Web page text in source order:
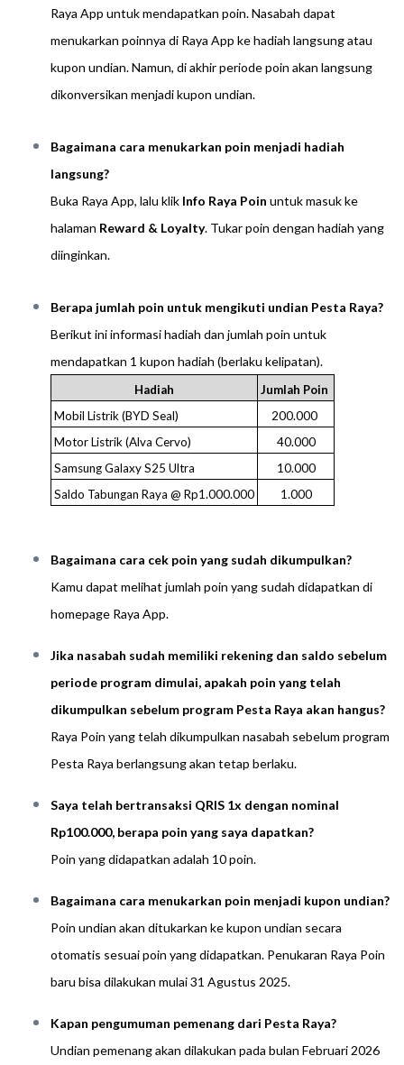
Raya App untuk mendapatkan poin. Nasabah dapat
menukarkan poinnya di Raya App ke hadiah langsung atau
kupon undian. Namun, di akhir periode poin akan langsung
dikonversikan menjadi kupon undian.
Bagaimana cara menukarkan poin menjadi hadiah
langsung?
Buka Raya App, lalu klik Info Raya Poin untuk masuk ke
halaman Reward & Loyalty. Tukar poin dengan hadiah yang
diinginkan.
Berapa jumlah poin untuk mengikuti undian Pesta Raya?
Berikut ini informasi hadiah dan jumlah poin untuk
mendapatkan 1 kupon hadiah (berlaku kelipatan).
Hadiah
Jumlah Poin
Mobil Listrik (BYD Seal)
200.000
Motor Listrik (Alva Cervo)
40.000
Samsung Galaxy S25 Ultra
10.000
Saldo Tabungan Raya @ Rp1.000.000
1.000
Bagaimana cara cek poin yang sudah dikumpulkan?
Kamu dapat melihat jumlah poin yang sudah didapatkan di
homepage Raya App.
Jika nasabah sudah memiliki rekening dan saldo sebelum
periode program dimulai, apakah poin yang telah
dikumpulkan sebelum program Pesta Raya akan hangus?
Raya Poin yang telah dikumpulkan nasabah sebelum program
Pesta Raya berlangsung akan tetap berlaku.
Saya telah bertransaksi QRIS 1x dengan nominal
Rp100.000, berapa poin yang saya dapatkan?
Poin yang didapatkan adalah 10 poin.
Bagaimana cara menukarkan poin menjadi kupon undian?
Poin undian akan ditukarkan ke kupon undian secara
otomatis sesuai poin yang didapatkan. Penukaran Raya Poin
baru bisa dilakukan mulai 31 Agustus 2025.
Kapan pengumuman pemenang dari Pesta Raya?
Undian pemenang akan dilakukan pada bulan Februari 2026